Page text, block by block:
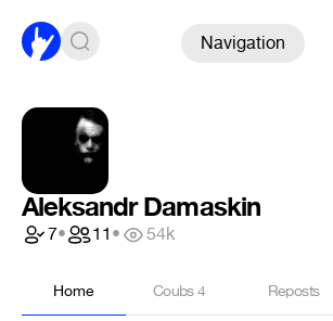
Navigation
Aleksandr Damaskin
7• 11• 54k
Home Coubs4 Reposts